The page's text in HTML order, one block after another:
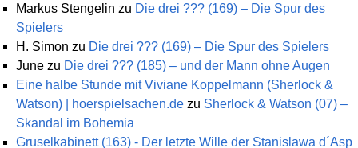
Markus Stengelin zu Die drei ??? (169) – Die Spur des
Spielers
H. Simon zu Die drei ??? (169) – Die Spur des Spielers
June zu Die drei ??? (185) – und der Mann ohne Augen
Eine halbe Stunde mit Viviane Koppelmann (Sherlock &
Watson) | hoerspielsachen.de zu Sherlock & Watson (07) –
Skandal im Bohemia
Gruselkabinett (163) - Der letzte Wille der Stanislawa d´Asp